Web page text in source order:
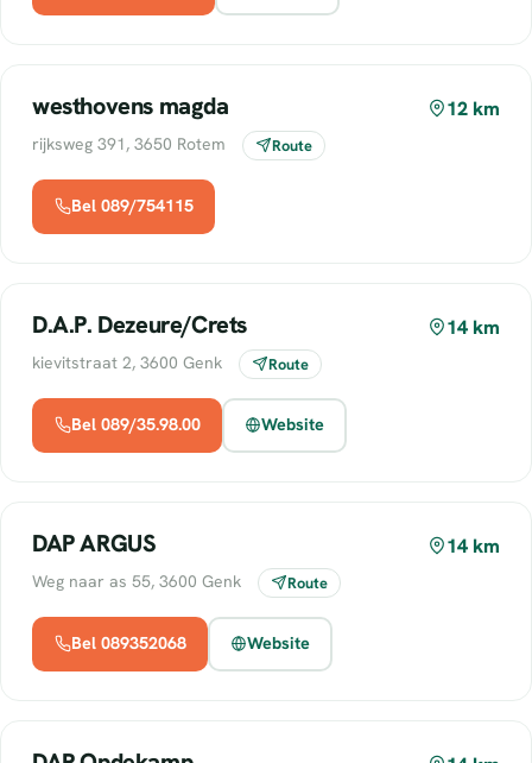
westhovens magda 12 km
rijksweg 391, 3650 Rotem Route
Bel 089/754115
D.A.P. Dezeure/Crets 14 km
kievitstraat 2, 3600 Genk Route
Bel 089/35.98.00 Website
DAP ARGUS 14 km
Weg naar as 55, 3600 Genk Route
Bel 089352068 Website